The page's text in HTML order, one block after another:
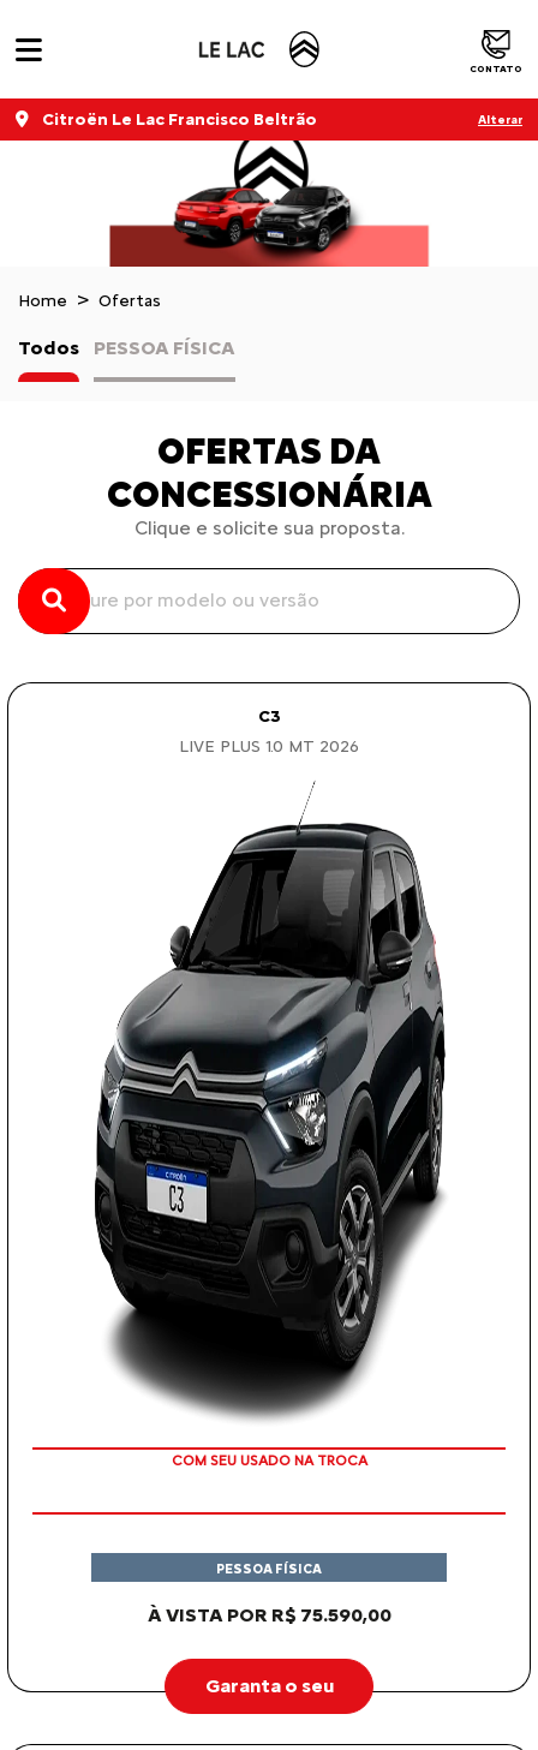
CONTATO
Citroën Le Lac Francisco Beltrão Alterar
Home Ofertas
Todos PESSOA FÍSICA
OFERTAS DA
CONCESSIONÁRIA
Clique e solicite sua proposta.
C3
LIVE PLUS 1.0 MT 2026
COM SEU USADO NA TROCA
À VISTA POR R$ 75.590,00
PESSOA FÍSICA
Garanta o seu